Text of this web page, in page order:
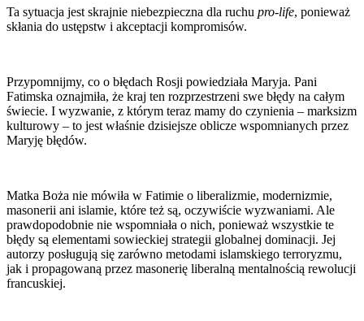
Ta sytuacja jest skrajnie niebezpieczna dla ruchu pro-life, ponieważ
skłania do ustępstw i akceptacji kompromisów.
Przypomnijmy, co o błędach Rosji powiedziała Maryja. Pani
Fatimska oznajmiła, że kraj ten rozprzestrzeni swe błędy na całym
świecie. I wyzwanie, z którym teraz mamy do czynienia – marksizm
kulturowy – to jest właśnie dzisiejsze oblicze wspomnianych przez
Maryję błędów.
Matka Boża nie mówiła w Fatimie o liberalizmie, modernizmie,
masonerii ani islamie, które też są, oczywiście wyzwaniami. Ale
prawdopodobnie nie wspomniała o nich, ponieważ wszystkie te
błędy są elementami sowieckiej strategii globalnej dominacji. Jej
autorzy posługują się zarówno metodami islamskiego terroryzmu,
jak i propagowaną przez masonerię liberalną mentalnością rewolucji
francuskiej.